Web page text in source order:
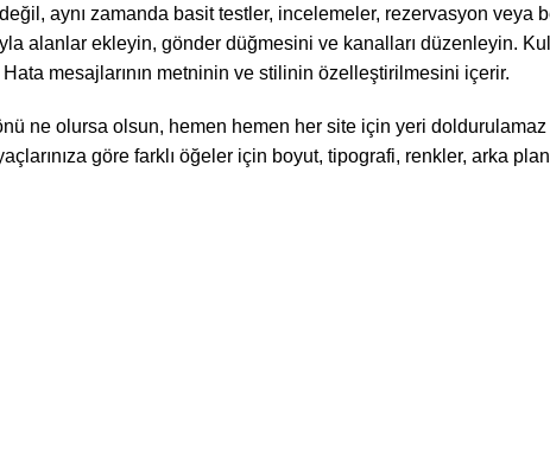
aynı zamanda basit testler, incelemeler, rezervasyon
alanlar ekleyin, gönder düğmesini ve kanalları düzenleyin.
mesajlarının metninin ve stilinin özelleştirilmesini içerir.
ne olursa olsun, hemen hemen her site için yeri
göre farklı öğeler için boyut, tipografi, renkler, arka